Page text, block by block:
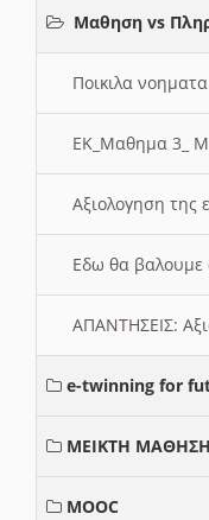
Μαθηση vs
Ποικιλα
ΕΚ_Μαθημα 3_
Αξιολογηση της
Εδω θα βαλουμε
ΑΠΑΝΤΗΣΕΙΣ:
e-twinning for
ΜΕΙΚΤΗ ΜΑΘΗΣΗ
MOOC